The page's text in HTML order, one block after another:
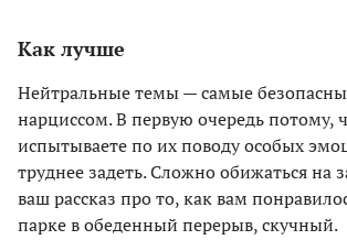
Как лучше
Нейтральные темы — самые
нарциссом. В первую очередь потому,
испытываете по их поводу особых
труднее задеть. Сложно обижаться на
ваш рассказ про то, как вам
парке в обеденный перерыв, скучный.